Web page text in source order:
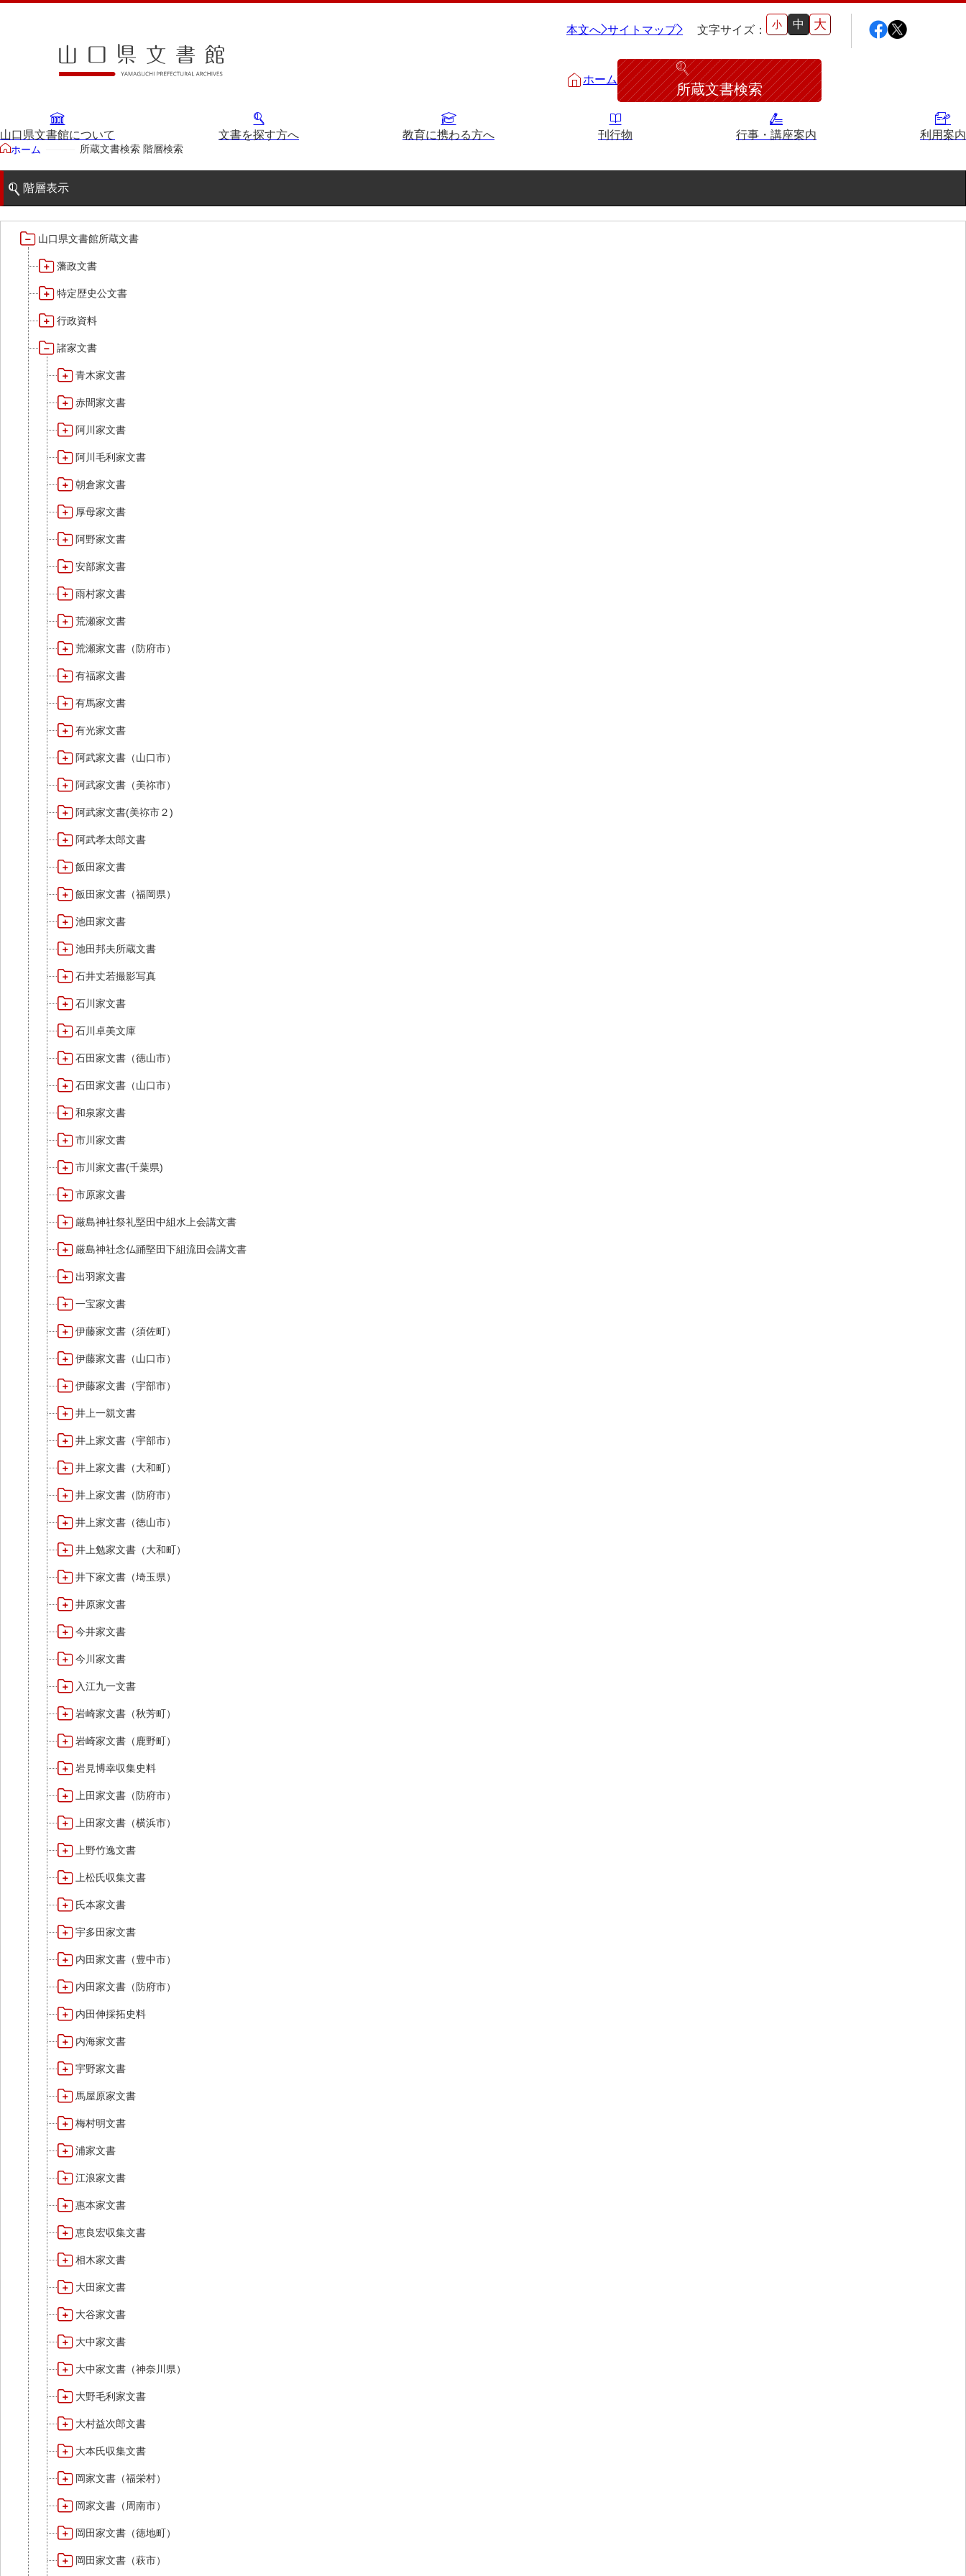
本文へ サイトマップ 文字サイズ： 小 中 大
ホーム
所蔵文書検索
山口県文書館について 文書を探す方へ 教育に携わる方へ 刊行物 行事・講座案内 利用案内
ホーム 所蔵文書検索 階層検索
階層表示
山口県文書館所蔵文書
藩政文書
特定歴史公文書
行政資料
諸家文書
青木家文書
赤間家文書
阿川家文書
阿川毛利家文書
朝倉家文書
厚母家文書
阿野家文書
安部家文書
雨村家文書
荒瀬家文書
荒瀬家文書（防府市）
有福家文書
有馬家文書
有光家文書
阿武家文書（山口市）
阿武家文書（美祢市）
阿武家文書(美祢市２)
阿武孝太郎文書
飯田家文書
飯田家文書（福岡県）
池田家文書
池田邦夫所蔵文書
石井丈若撮影写真
石川家文書
石川卓美文庫
石田家文書（徳山市）
石田家文書（山口市）
和泉家文書
市川家文書
市川家文書(千葉県)
市原家文書
厳島神社祭礼堅田中組水上会講文書
厳島神社念仏踊堅田下組流田会講文書
出羽家文書
一宝家文書
伊藤家文書（須佐町）
伊藤家文書（山口市）
伊藤家文書（宇部市）
井上一親文書
井上家文書（宇部市）
井上家文書（大和町）
井上家文書（防府市）
井上家文書（徳山市）
井上勉家文書（大和町）
井下家文書（埼玉県）
井原家文書
今井家文書
今川家文書
入江九一文書
岩崎家文書（秋芳町）
岩崎家文書（鹿野町）
岩見博幸収集史料
上田家文書（防府市）
上田家文書（横浜市）
上野竹逸文書
上松氏収集文書
氏本家文書
宇多田家文書
内田家文書（豊中市）
内田家文書（防府市）
内田伸採拓史料
内海家文書
宇野家文書
馬屋原家文書
梅村明文書
浦家文書
江浪家文書
惠本家文書
恵良宏収集文書
相木家文書
大田家文書
大谷家文書
大中家文書
大中家文書（神奈川県）
大野毛利家文書
大村益次郎文書
大本氏収集文書
岡家文書（福栄村）
岡家文書（周南市）
岡田家文書（徳地町）
岡田家文書（萩市）